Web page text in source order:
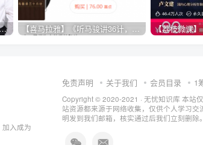
掉失眠：20分钟还你高质量睡眠》 【喜马拉雅】《听马骏讲36计，学处世之道》
入成为
免责声明 关于我们 会员目录 1
Copyright © 2020-2021 · 无忧知识库 本站
站资源都来源于网络收集，仅供个人学习
明发到我们邮箱，核实通过后我们立刻删除。